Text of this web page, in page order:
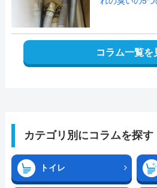
コラム一覧を
カテゴリ別にコラムを探す
トイレ